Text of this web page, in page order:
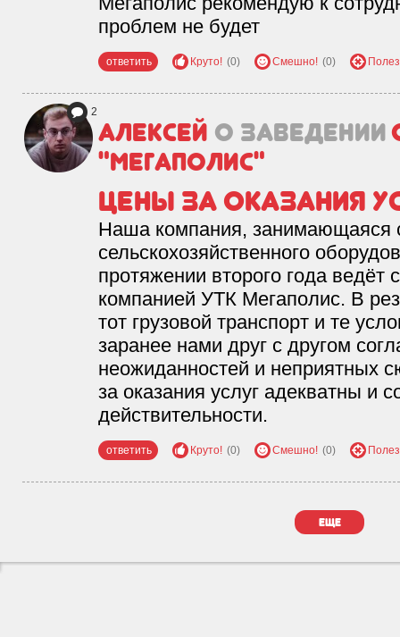
проблем не будет
ответить Круто! (0) Смешно! (0)
2
Алексей о заведении
"Мегаполис"
Цены за оказания
Наша компания, занимающаяся
сельскохозяйственного
протяжении второго года ведёт
компанией УТК Мегаполис. В
тот грузовой транспорт и те
заранее нами друг с другом
неожиданностей и неприятных
за оказания услуг адекватны и
действительности.
ответить Круто! (0) Смешно! (0)
еще